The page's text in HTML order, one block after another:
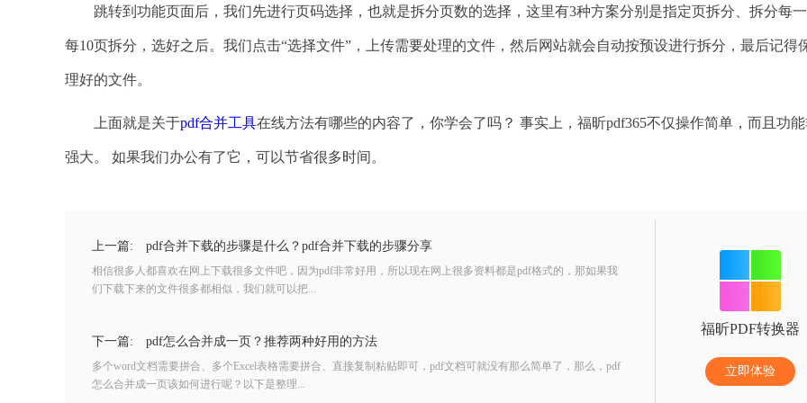
跳转到功能页面后，我们先进行页码选择，也就是拆分页数的选择，这里有3种方案分别是指定页拆分、拆分每一
每10页拆分，选好之后。我们点击“选择文件”，上传需要处理的文件，然后网站就会自动按预设进行拆分，最后记得
理好的文件。
上面就是关于pdf合并工具在线方法有哪些的内容了，你学会了吗？ 事实上，福昕pdf365不仅操作简单，而且功能
强大。 如果我们办公有了它，可以节省很多时间。
上一篇: pdf合并下载的步骤是什么？pdf合并下载的步骤分享
相信很多人都喜欢在网上下载很多文件吧，因为pdf非常好用，所以现在网上很多资料都是pdf格式的，那如果我
们下载下来的文件很多都相似，我们就可以把...
下一篇: pdf怎么合并成一页？推荐两种好用的方法
多个word文档需要拼合、多个Excel表格需要拼合、直接复制粘贴即可，pdf文档可就没有那么简单了，那么，pdf
怎么合并成一页该如何进行呢？以下是整理...
福昕PDF转换器
立即体验